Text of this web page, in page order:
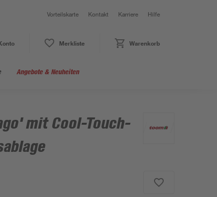
Vorteilskarte Kontakt Karriere Hilfe
Merkliste Warenkorb
Angebote & Neuheiten
mit Cool-Touch-